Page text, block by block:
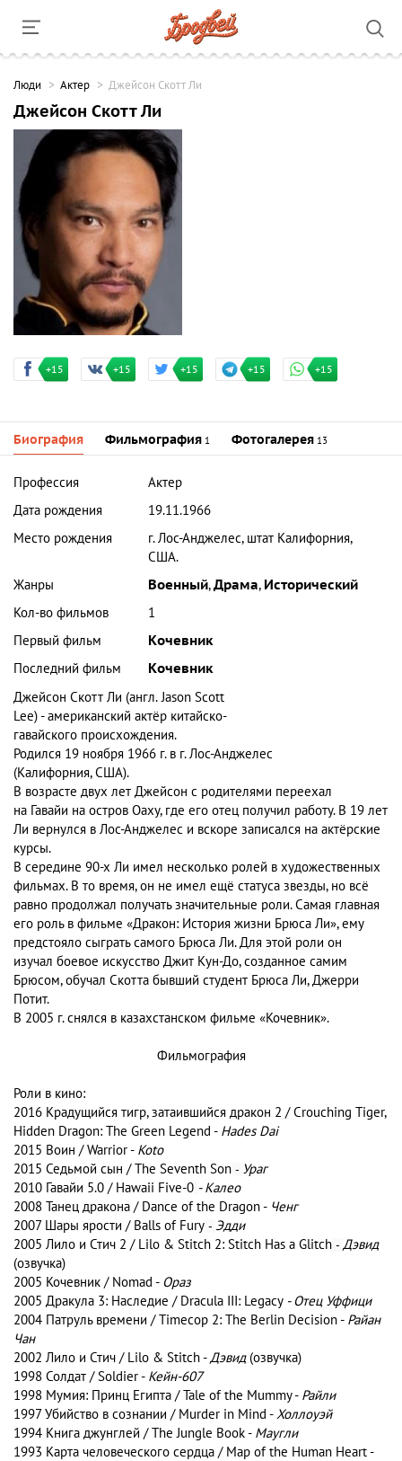
Люди Актер Джейсон Скотт Ли
Джейсон Скотт Ли
+15 +15 +15 +15 +15
Биография Фильмография 1 Фотогалерея 13
Профессия
Актер
Дата рождения
19.11.1966
Место рождения
г. Лос-Анджелес, штат Калифорния,
США.
Жанры
Военный,Драма, Исторический
Кол-во фильмов
1
Первый фильм
Кочевник
Последний фильм
Кочевник
Джейсон Скотт Ли (англ. Jason Scott
Lee)- американский актёр китайско-
гавайского происхождения.
Родился 19 ноября 1966 г. в г. Лос-Анджелес
(Калифорния, США).
В возрасте двух лет Джейсон с родителями переехал
на Гавайи на остров Оаху, где его отец получил работу. В 19 лет
Ли вернулся в Лос-Анджелес и вскоре записался на актёрские
курсы.
В середине 90-х Ли имел несколько ролей в художественных
фильмах. В то время, он не имел ещё статуса звезды, но всё
равно продолжал получать значительные роли. Самая главная
его роль в фильме «Дракон: История жизни Брюса Ли», ему
предстояло сыграть самого Брюса Ли. Для этой роли он
изучал боевое искусство Джит Кун-До, созданное самим
Брюсом, обучал Скотта бывший студент Брюса Ли, Джерри
Потит.
В 2005 г. снялся в казахстанском фильме «Кочевник».
Фильмография
Роли в кино:
2016 Крадущийся тигр, затаившийся дракон 2 / Crouching Tiger,
Hidden Dragon: The Green Legend - Hades Dai
2015 Воин / Warrior - Koto
2015 Седьмой сын / The Seventh Son - Ураг
2010 Гавайи 5.0 / Hawaii Five-0 - Калео
2008 Танец дракона / Dance of the Dragon - Ченг
2007 Шары ярости / Balls of Fury - Эдди
2005 Лило и Стич 2 / Lilo & Stitch 2: Stitch Has a Glitch - Дэвид
(озвучка)
2005 Кочевник / Nomad - Ораз
2005 Дракула 3: Наследие / Dracula III: Legacy - Отец Уффици
2004 Патруль времени / Timecop 2: The Berlin Decision - Райан
Чан
2002 Лило и Стич / Lilo & Stitch -Дэвид(озвучка)
1998 Солдат / Soldier - Кейн-607
1998 Мумия: Принц Египта / Tale of the Mummy - Райли
1997 Убийство в сознании / Murder in Mind -Холлоуэй
1994 Книга джунглей / The Jungle Book - Маугли
1993 Карта человеческого сердца / Map of the Human Heart -